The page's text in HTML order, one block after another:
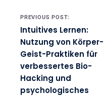
Post navigation
PREVIOUS POST:
Intuitives Lernen:
Nutzung von Körper-
Geist-Praktiken für
verbessertes Bio-
Hacking und
psychologisches